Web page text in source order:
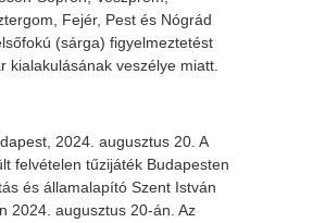
Fejér, Pest és Nógrád
(sárga) figyelmeztetést
kialakulásának veszélye miatt.
2024. augusztus 20. A
felvételen tűzijáték Budapesten
és államalapító Szent István
2024. augusztus 20-án. Az